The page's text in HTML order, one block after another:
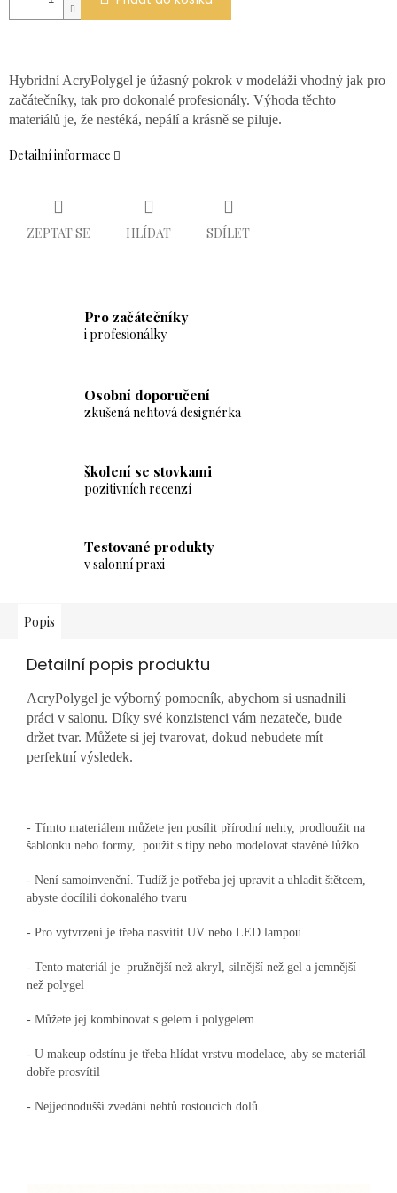
Hybridní AcryPolygel je úžasný pokrok v modeláži vhodný jak pro
začátečníky, tak pro dokonalé profesionály. Výhoda těchto
materiálů je, že nestéká, nepálí a krásně se piluje.
Detailní informace
ZEPTAT SE HLÍDAT SDÍLET
Pro začátečníky
i profesionálky
Osobní doporučení
zkušená nehtová designérka
školení se stovkami
pozitivních recenzí
Testované produkty
v salonní praxi
Popis
Detailní popis produktu
AcryPolygel je výborný pomocník, abychom si usnadnili
práci v salonu. Díky své konzistenci vám nezateče, bude
držet tvar. Můžete si jej tvarovat, dokud nebudete mít
perfektní výsledek.
- Tímto materiálem můžete jen posílit přírodní nehty, prodloužit na
šablonku nebo formy, použít s tipy nebo modelovat stavěné lůžko
- Není samoinvenční. Tudíž je potřeba jej upravit a uhladit štětcem,
abyste docílili dokonalého tvaru
- Pro vytvrzení je třeba nasvítit UV nebo LED lampou
- Tento materiál je pružnější než akryl, silnější než gel a jemnější
než polygel
- Můžete jej kombinovat s gelem i polygelem
- U makeup odstínu je třeba hlídat vrstvu modelace, aby se materiál
dobře prosvítil
- Nejjednodušší zvedání nehtů rostoucích dolů